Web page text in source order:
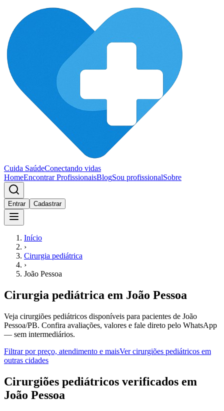
Cuida SaúdeConectando vidas
HomeEncontrar ProfissionaisBlogSou profissionalSobre
Entrar Cadastrar
Início
›
Cirurgia pediátrica
›
João Pessoa
Cirurgia pediátrica em João Pessoa
Veja cirurgiões pediátricos disponíveis para pacientes de João
Pessoa/PB. Confira avaliações, valores e fale direto pelo WhatsApp
— sem intermediários.
Filtrar por preço, atendimento e maisVercirurgiões pediátricos em
outras cidades
Cirurgiões pediátricos verificados em
João Pessoa